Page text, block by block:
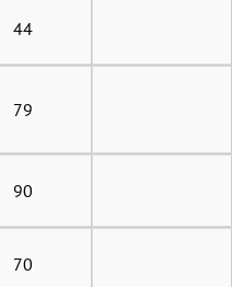
44
79
90
70